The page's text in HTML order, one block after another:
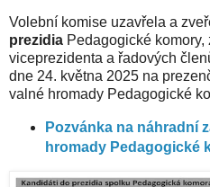
Volební komise uzavřela a
prezidia Pedagogické komory,
viceprezidenta a řadových
dne 24. května 2025 na
valné hromady Pedagogické
Pozvánka na náhradní
hromady Pedagogické